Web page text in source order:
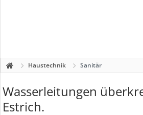
Haustechnik Sanitär
Wasserleitungen
Estrich.